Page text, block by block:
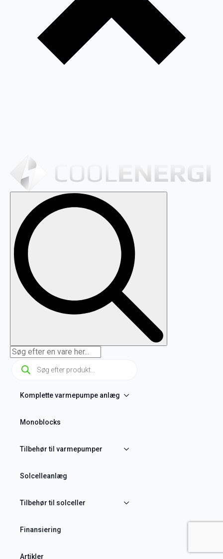
Products
search
Komplette varmepumpe anlæg
Monoblocks
Tilbehør til varmepumper
Solcelleanlæg
Tilbehør til solceller
Finansiering
Artikler